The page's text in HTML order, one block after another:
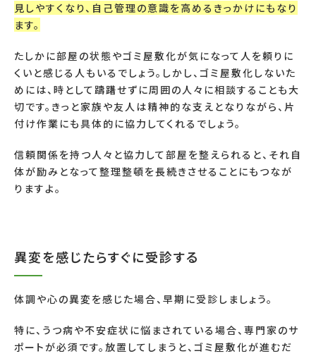
見しやすくなり、自己管理の意識を高めるきっかけにもなり
ます。
たしかに部屋の状態やゴミ屋敷化が気になって人を頼りに
くいと感じる人もいるでしょう。しかし、ゴミ屋敷化しないた
めには、時として躊躇せずに周囲の人々に相談することも大
切です。きっと家族や友人は精神的な支えとなりながら、片
付け作業にも具体的に協力してくれるでしょう。
信頼関係を持つ人々と協力して部屋を整えられると、それ自
体が励みとなって整理整頓を長続きさせることにもつなが
りますよ。
異変を感じたらすぐに受診する
体調や心の異変を感じた場合、早期に受診しましょう。
特に、うつ病や不安症状に悩まされている場合、専門家のサ
ポートが必須です。放置してしまうと、ゴミ屋敷化が進むだ